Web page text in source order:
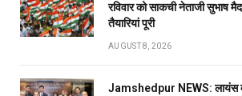
रविवार को साकची नेताजी सुभाष
तैयारियां पूरी
AUGUST 8, 2026
Jamshedpur NEWS: